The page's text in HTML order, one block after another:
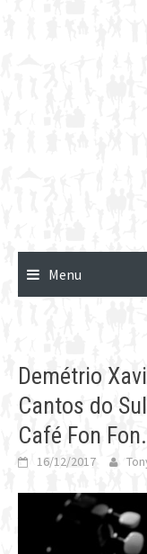
Menu
Demétrio
Cantos do
Café Fon Fon.
16/12/2017